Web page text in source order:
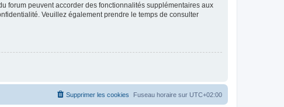
forum peuvent accorder des fonctionnalités supplémentaires aux
Veuillez également prendre le temps de consulter
Fuseau horaire sur UTC+02:00
Supprimer les cookies